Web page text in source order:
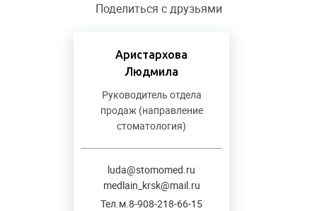
Поделиться с друзьями
Аристархова
Людмила
Руководитель отдела
продаж (направление
стоматология)
luda@stomomed.ru
medlain_krsk@mail.ru
Тел.м.8-908-218-66-15